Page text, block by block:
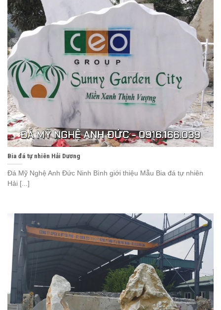
Bia đá tự nhiên Hải Dương
Đá Mỹ Nghệ Anh Đức Ninh Bình giới thiệu Mẫu Bia đá tự nhiên
Hải [...]